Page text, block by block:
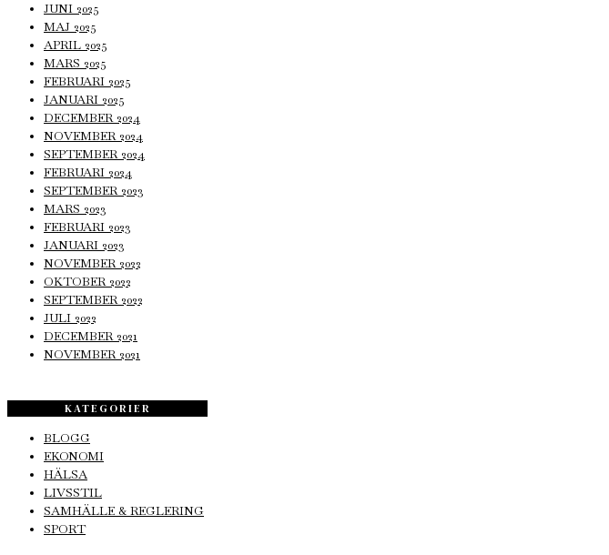
JUNI 2025
MAJ 2025
APRIL 2025
MARS 2025
FEBRUARI 2025
JANUARI 2025
DECEMBER 2024
NOVEMBER 2024
SEPTEMBER 2024
FEBRUARI 2024
SEPTEMBER 2023
MARS 2023
FEBRUARI 2023
JANUARI 2023
NOVEMBER 2022
OKTOBER 2022
SEPTEMBER 2022
JULI 2022
DECEMBER 2021
NOVEMBER 2021
KATEGORIER
BLOGG
EKONOMI
HÄLSA
LIVSSTIL
SAMHÄLLE & REGLERING
SPORT